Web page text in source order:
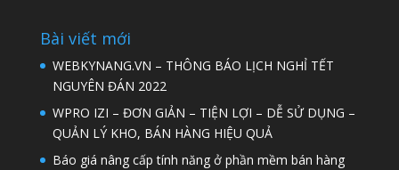
Bài viết mới
WEBKYNANG.VN – THÔNG BÁO LỊCH NGHỈ TẾT
NGUYÊN ĐÁN 2022
WPRO IZI – ĐƠN GIẢN – TIỆN LỢI – DỄ SỬ DỤNG –
QUẢN LÝ KHO, BÁN HÀNG HIỆU QUẢ
Báo giá nâng cấp tính năng ở phần mềm bán hàng